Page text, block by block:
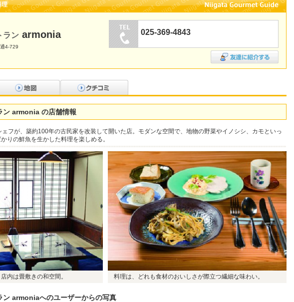
理
ラン armonia
通4-729
025-369-4843
ン armonia の店舗情報
フが、築約100年の古民家を改装して開いた店。モダンな空間で、地物の野菜やイノシシ、カモといっ
りの鮮魚を生かした料理を楽しめる。
内は畳敷きの和空間。 料理は、どれも食材のおいしさが際立つ繊細な味わい。
ン armoniaへのユーザーからの写真